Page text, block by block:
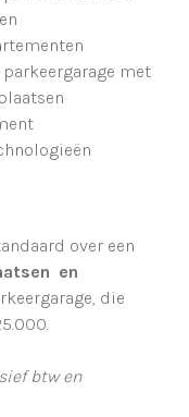
met
over een
en
die
btw en